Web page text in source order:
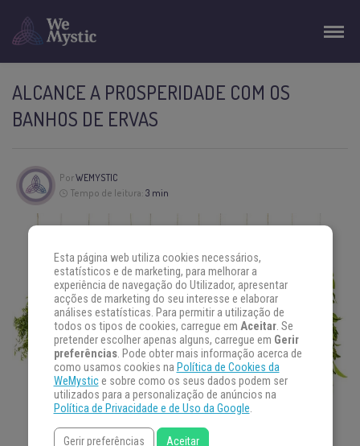
ALCANCE A PROSPERIDADE COM OS
BANHOS DE ERVAS
PorWEMYSTIC
Tempo de leitura: 3 min
Esta página web utiliza cookies necessários,
estatísticos e de marketing, para melhorar a
experiência de navegação do Utilizador, apresentar
acções de marketing do seu interesse e elaborar
análises estatísticas. Para permitir a utilização de
todos os tipos de cookies, carregue em Aceitar. Se
pretender escolher apenas alguns, carregue em Gerir
preferências. Pode obter mais informação acerca de
como usamos cookies na Política de Cookies da
WeMystice sobre como os seus dados podem ser
utilizados para a personalização de anúncios na
Política de Privacidade e de Uso da Google.
Gerir preferências Aceitar